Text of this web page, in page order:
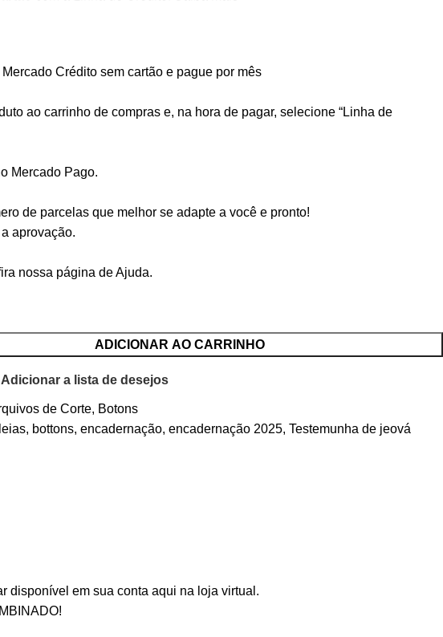
Crédito sem cartão e pague por mês
ao carrinho de compras e, na hora de pagar, selecione “Linha de
Mercado Pago.
de parcelas que melhor se adapte a você e pronto!
aprovação.
nossa página deAjuda.
ADICIONAR AO CARRINHO
Adicionar a lista de desejos
de Corte, Botons
, bottons, encadernação, encadernação 2025, Testemunha de jeová
disponível em sua conta aqui na loja virtual.